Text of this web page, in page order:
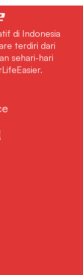
di Indonesia
terdiri dari
sehari-hari